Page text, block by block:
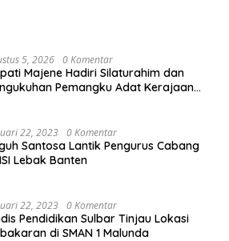
5, 2026 0 Komentar
Majene Hadiri Silaturahim dan
Pemangku Adat Kerajaan
22, 2023 0 Komentar
Santosa Lantik Pengurus Cabang
Lebak Banten
22, 2023 0 Komentar
Pendidikan Sulbar Tinjau Lokasi
di SMAN 1 Malunda